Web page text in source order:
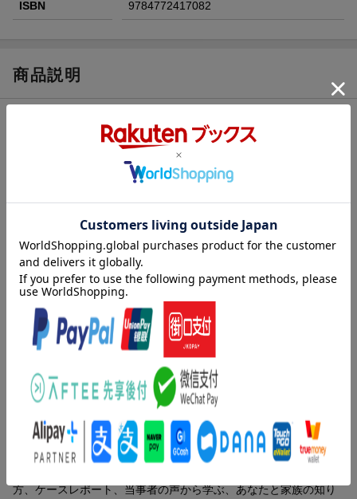
ISBN 9784772417082
商品説明
内容紹介（JPROより）
おとなになるまで診断もアセスメントもされなかった自閉スペク
トラム症の人たちは、何を知る必要があるのか？ そしてどのよ
ョンや感覚に関する自閉特性との上手な付き合い方、自閉スペク
トラム症をもつ人たちの年齢別ケースレポート、そして当事者の
声を通じて、当事者と家族の知りたい気持ちにしっかり応えてい
く。どのように自分と家族の「自閉スペクトラム症」を理解して
いけばよいのかを伝える自己理解ガイド。本田秀夫推薦（信州大
学教授・精神科医）！
第1章 思春期以降の自閉スペクトラム症を理解する
第2章 自閉スペクトラム症と自閉特性を理解する
第3章 事例でまなぶ年齢別ガイド1-中学・高校・大学編
第4章 事例でまなぶ年齢別ガイド2-成人編
第5章 当事者の声
コラム1：普通の呪縛（椎名明大）
コラム2：ADHDとその特性について（松澤大輔）
コラム3：適応と不適応（白石真生）
潤一郎）
内容紹介（「BOOK」データベースより）
おとなになるまで診断もアセスメントもされなかった自閉スペク
トラム症の人たちは、何を知る必要があるのか？そしてどのよう
なサポートを必要としているのか？自閉スペクトラム症のアセス
方、ケースレポート、当事者の声から学ぶ、あなたと家族の知り